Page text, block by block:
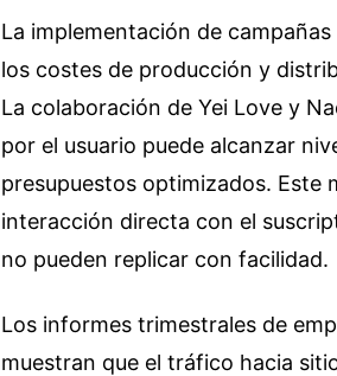
La implementación de
los costes de producción y
La colaboración de Yei Love y
por el usuario puede alcanzar
presupuestos optimizados. Este
interacción directa con el
no pueden replicar con facilidad.
Los informes trimestrales de
muestran que el tráfico hacia